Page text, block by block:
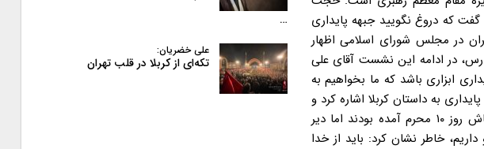
که دروغ نگویید جبهه پایداری
در مجلس شورای اسلامی اظهار
در ادامه این نشست آقای علی
ابزاری باشد که ما بخواهیم به
به داستان کربلا اشاره کرد و
ولایتمداران را حسینی خواند و گفت: بعد از امام حسین(ع) ۸۰ قیام اتفاق افتاد ولی حیف که همگی دیر بود؛ کاش روز ۱۰ محرم آمده بودند اما دیر
خاطر نشان کرد: باید از خدا
…
علی خضریان:
تکه‌ای از کربلا در قلب تهران